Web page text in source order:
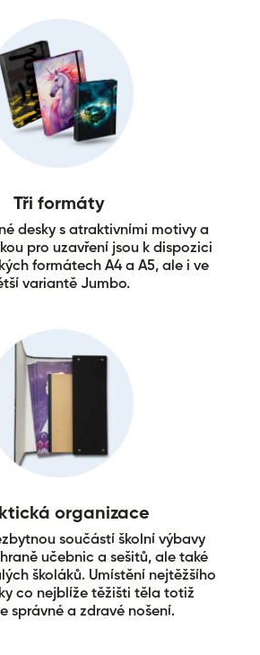
Tři formáty
desky s atraktivními motivy a
pro uzavření jsou k dispozici
formátech A4 a A5, ale i ve
variantě Jumbo.
organizace
součástí školní výbavy
učebnic a sešitů, ale také
školáků. Umístění nejtěžšího
co nejblíže těžišti těla totiž
správné a zdravé nošení.